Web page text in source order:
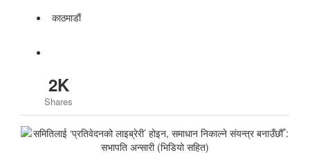
काठमाडाैं
2K
Shares